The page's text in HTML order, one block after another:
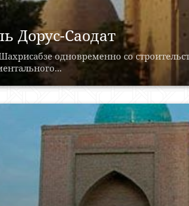
Дорус-Саодат
одновременно со